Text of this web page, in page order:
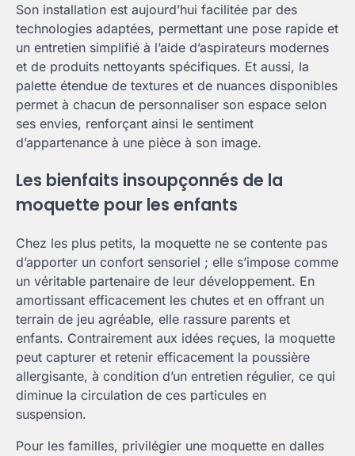
Son installation est aujourd’hui facilitée par des
technologies adaptées, permettant une pose rapide et
un entretien simplifié à l’aide d’aspirateurs modernes
et de produits nettoyants spécifiques. Et aussi, la
palette étendue de textures et de nuances disponibles
permet à chacun de personnaliser son espace selon
ses envies, renforçant ainsi le sentiment
d’appartenance à une pièce à son image.
Les bienfaits insoupçonnés de la
moquette pour les enfants
Chez les plus petits, la moquette ne se contente pas
d’apporter un confort sensoriel ; elle s’impose comme
un véritable partenaire de leur développement. En
amortissant efficacement les chutes et en offrant un
terrain de jeu agréable, elle rassure parents et
enfants. Contrairement aux idées reçues, la moquette
peut capturer et retenir efficacement la poussière
allergisante, à condition d’un entretien régulier, ce qui
diminue la circulation de ces particules en
suspension.
Pour les familles, privilégier une moquette en dalles